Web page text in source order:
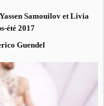
Samouilov et Livia
été 2017
Guendel